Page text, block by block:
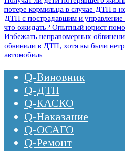
потере кормильца в случае ДТП в
ДТП с пострадавшим и управление
что ожидать? Опытный юрист
Избежать неправомерных
обвинили в ДТП, хотя вы были
автомобиль
Q-Виновник
Q-ДТП
Q-КАСКО
Q-Наказание
Q-ОСАГО
Q-Ремонт